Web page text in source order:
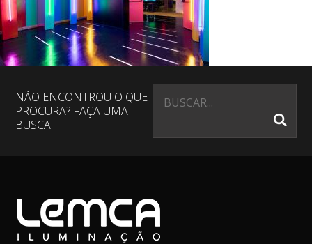
NÃO ENCONTROU O QUE
PROCURA? FAÇA UMA
BUSCA: